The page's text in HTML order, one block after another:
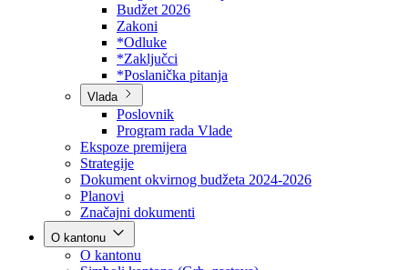
Skupština
Poslovnik
Program rada Skupštine
Budžet 2026
Zakoni
*Odluke
*Zaključci
*Poslanička pitanja
Vlada
Poslovnik
Program rada Vlade
Ekspoze premijera
Strategije
Dokument okvirnog budžeta 2024-2026
Planovi
Značajni dokumenti